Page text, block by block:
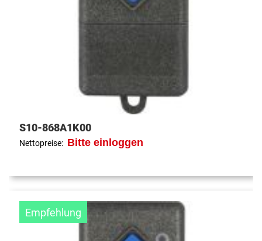
S10-868A1K00
Nettopreise: Bitte einloggen
Empfehlung